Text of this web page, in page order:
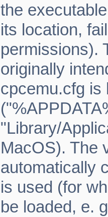
the
its location,
permissions).
originally
cpcemu.cfg is
"Library/
MacOS). The
automatically
is used (for
be loaded, e.